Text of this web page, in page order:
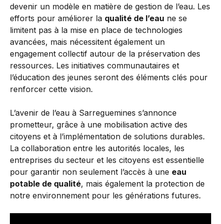
devenir un modèle en matière de gestion de l’eau. Les
efforts pour améliorer la qualité de l’eau ne se
limitent pas à la mise en place de technologies
avancées, mais nécessitent également un
engagement collectif autour de la préservation des
ressources. Les initiatives communautaires et
l’éducation des jeunes seront des éléments clés pour
renforcer cette vision.
L’avenir de l’eau à Sarreguemines s’annonce
prometteur, grâce à une mobilisation active des
citoyens et à l’implémentation de solutions durables.
La collaboration entre les autorités locales, les
entreprises du secteur et les citoyens est essentielle
pour garantir non seulement l’accès à une eau
potable de qualité, mais également la protection de
notre environnement pour les générations futures.